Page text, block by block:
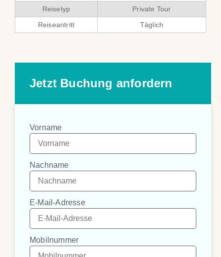
Reisetyp
Private Tour
Reiseantritt
Täglich
Jetzt Buchung anfordern
Vorname
Nachname
E-Mail-Adresse
Mobilnummer